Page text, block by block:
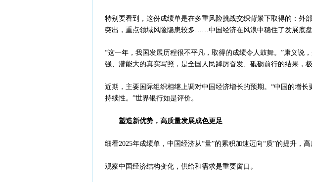
特别要看到，这份成绩单是在多重风险挑战交织背景下取得的：外
突出，重点领域风险隐患较多……中国经济在风浪中稳住了发展底盘
“这一年，我国发展历程很不平凡，取得的成绩令人鼓舞。”康义说
强、潜能大的真实写照，是全国人民踔厉奋发、砥砺前行的结果，
近期，主要国际组织相继上调对中国经济增长的预期。“中国的增
持续性。”世界银行如是评价。
塑造新优势，高质量发展成色更足
细看2025年成绩单，中国经济从“量”的累积加速迈向“质”的提升，
观察中国经济结构变化，供给和需求是重要窗口。